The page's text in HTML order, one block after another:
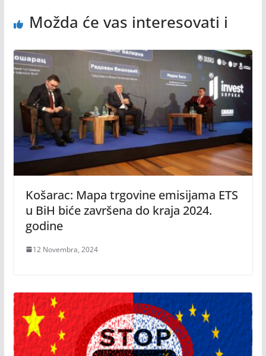
Možda će vas interesovati i
Košarac: Mapa trgovine emisijama ETS
u BiH biće završena do kraja 2024.
godine
12 Novembra, 2024